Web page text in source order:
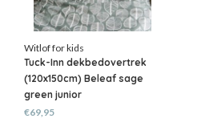
Witlof for kids
Tuck-Inn dekbedovertrek
(120x150cm) Beleaf sage
green junior
€69,95